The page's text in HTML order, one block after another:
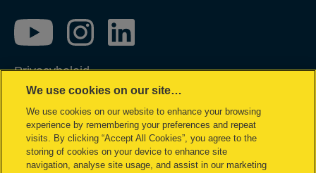
Privacybeleid
Cookie policy
Inzage in mijn gegevens
Conformiteitsverklaringen
Juridische kennisgeving
We use cookies on our site…
We use cookies on our website to enhance your browsing
experience by remembering your preferences and repeat
visits. By clicking “Accept All Cookies”, you agree to the
storing of cookies on your device to enhance site
navigation, analyse site usage, and assist in our marketing